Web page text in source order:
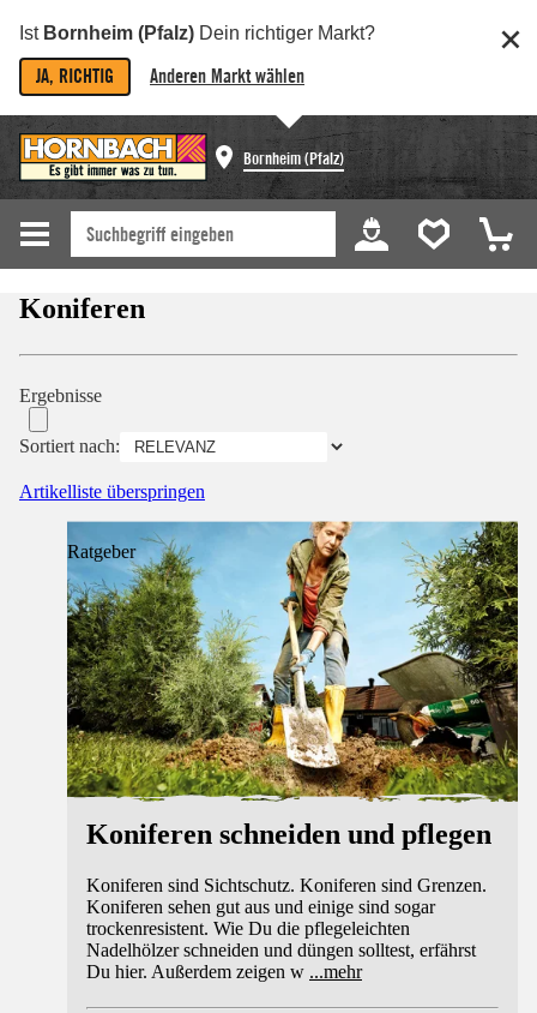
Ist Bornheim (Pfalz) Dein richtiger Markt?
JA, RICHTIG Anderen Markt wählen
Bornheim (Pfalz)
Koniferen
Ergebnisse
Sortiert nach:
Artikelliste überspringen
Ratgeber
Koniferen schneiden und pflegen
Koniferen sind Sichtschutz. Koniferen sind Grenzen.
Koniferen sehen gut aus und einige sind sogar
trockenresistent. Wie Du die pflegeleichten
Nadelhölzer schneiden und düngen solltest, erfährst
Du hier. Außerdem zeigen w ...mehr